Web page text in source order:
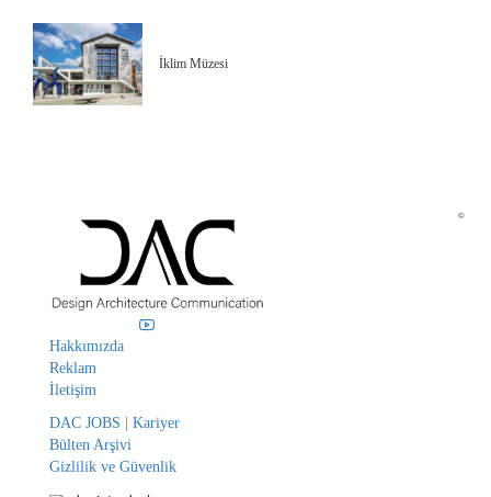
İklim Müzesi
Hakkımızda
Reklam
İletişim
DAC JOBS | Kariyer
Bülten Arşivi
Gizlilik ve Güvenlik
©